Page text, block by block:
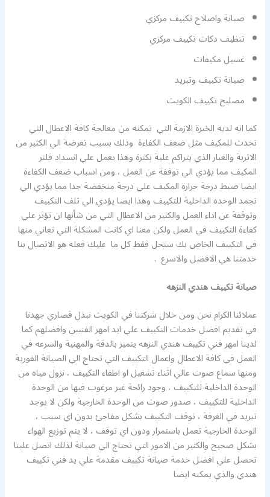
صيانة واصلاح تكييف مركزي
تنظيف دكات تكييف مركزي
غسيل مكيفات
صيانة تكييف وتبريد
مصليح تكييف الكويت
كما انه لديه الخبرة الازمة التي تمكنه من معالجة كافة الاعطال التي
تحدث للمكيف مثل ضعف الكفاءة وذلك بسبب تعرضة الي الكثير من
الاتربة والغبار الذي يتراكم علية بكثرة وهذا يعمل علي انسداد فلتر
المكيف مما يؤدي الي توقفة عن العمل ، ومن اسباب ضعف الكفاءة
ايضا ضبط درجة حرارة المكيف علي درجة منخفضة جدا مما يؤدي الي
تجمد الوحده الداخلية للتكييف وهذا ايضا يؤدي الي تلف التكييف
وتوقفة عن اداء العمل والكثير من الاعطال التي من شأنها ان تؤثر علي
كفاءة التكييف في العمل ولكن معنا اي كانت المشكلة التي تعاني منها
في التكييف الخاص بك ستحل فقط كل ما عليك فعله هو الاتصال بنا
خدمتنا هي الافضل والاسرع .
صيانة تكييف هندي النزهه
عملائنا الكرام نحن ومن خلال شركتنا في الكويت نبذل قصاري جهدنا
في تقديم افضل خدمات التكييف علي ايد امهر الفنيين وافضلهم كما
لدينا امهر فني تكييف هندي النزهه يتميز بالدقة والمهنية والسرعه في
العمل في كافة الاعطال واعمال التكييف التي تحتاج الي الصيانة الفورية
ومنها سماع صوت عالي اثناء تشغيل او اطفاء التكييف ، نزول مياه من
الوحدة الداخلية للتكييف ، وجود رائحة غير مرغوب فيها من الوحدة
الداخلية للتكييف ، صدور صوت من الوحدة الخارجية ولكن لا يوجد
تبريد في الغرفة ، توقف التكييف بشكل مفاجئ بدون اي سبب ،
الوحدة الخارجية تعمل باستمرار ودون اي توقف ، لا يتم توزيع الهواء
بشكل صحيح والكثير من الامور التي تحتاج الي صيانة لذلك اتصل علينا
تحصل علي افضل خدمة صيانة تكييف مقدمة علي يد فني تكييف
هندي والذي يمكنه ايضا